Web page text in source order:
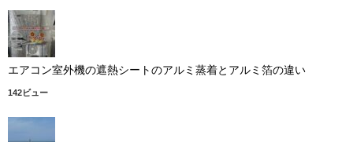
エアコン室外機の遮熱シートのアルミ蒸着とアルミ箔の違い
142ビュー